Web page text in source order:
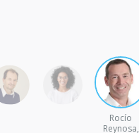
Rocío
Reynosa,